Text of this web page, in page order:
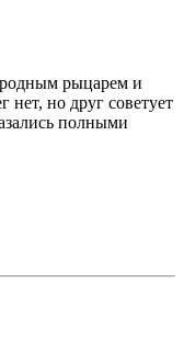
рыцарем и
нет, но друг советует
полными